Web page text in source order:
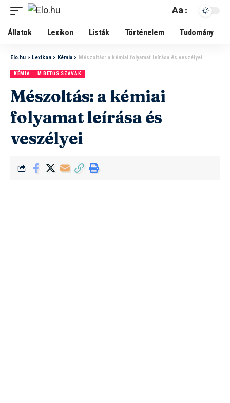
Aa
Állatok Lexikon Listák Történelem Tudomány
Elo.hu > Lexikon > Kémia > Mészoltás: a kémiai folyamat leírása és veszélyei
KÉMIA M BETŰS SZAVAK
Mészoltás: a kémiai
folyamat leírása és
veszélyei